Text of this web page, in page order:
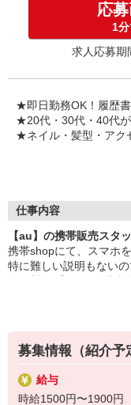
お友達を紹介
インセンティ
゜・。○。・゜
応
1
求人応募期
★即日勤務OK！履歴
★20代・30代・40代
★ネイル・髪型・アク
でも心配ご無用！
お互いに教え合ったり
和気あいあいとした人
皆で一緒にステップア
【選べるお仕事いろい
▼オフィスワーク
事務、経理、データ
▼工場・製造・軽作業
機械/食品製造・梱包
▼美容系
仕事内容
【au】の携帯販売スタ
携帯shopにて、スマホ
特に難しい説明もない
満足度◎
■携帯やインターネット
docomo(ドコモ)/au(エ
の大手キャリアから
募集情報（紹介予
給与
時給1500円〜1900円